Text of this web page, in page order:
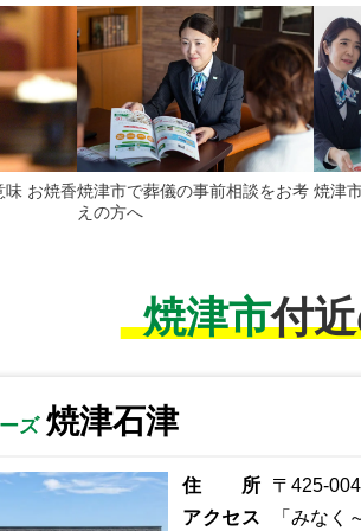
味 お焼香焼津市で葬儀の事前相談をお考
えの方へ
焼津
焼津市付
ズ 焼津石津
住所
〒425-
アクセス
「みなく